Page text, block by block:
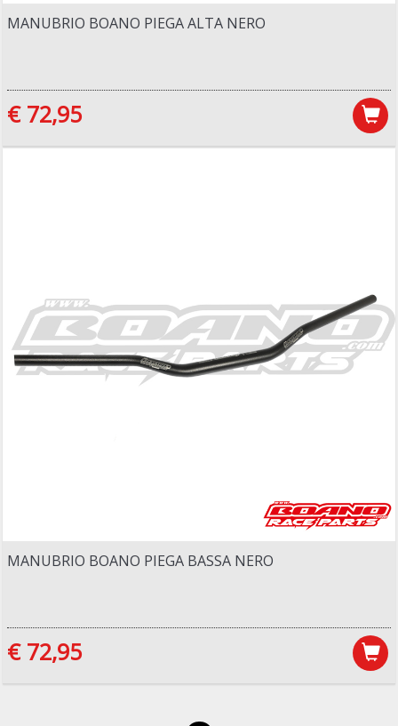
MANUBRIO BOANO PIEGA ALTA NERO
€ 72,95
MANUBRIO BOANO PIEGA BASSA NERO
€ 72,95